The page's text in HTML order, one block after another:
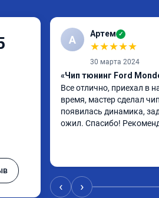
А Артем ✓
★★★★★
30 марта 2024
«Чип тюнинг Ford
Все отлично, приехал в
время, мастер сделал
появилась динамика,
ожил. Спасибо!
‹ ›